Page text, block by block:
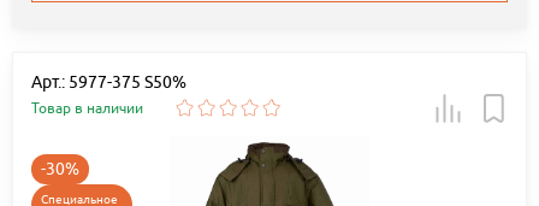
Арт.: 5977-375 S50%
Товар в наличии
-30%
Специальное